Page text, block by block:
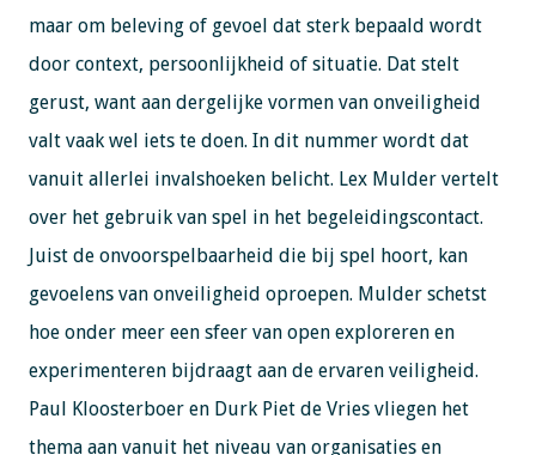
maar om beleving of gevoel dat sterk bepaald wordt
door context, persoonlijkheid of situatie. Dat stelt
gerust, want aan dergelijke vormen van onveiligheid
valt vaak wel iets te doen. In dit nummer wordt dat
vanuit allerlei invalshoeken belicht. Lex Mulder vertelt
over het gebruik van spel in het begeleidingscontact.
Juist de onvoorspelbaarheid die bij spel hoort, kan
gevoelens van onveiligheid oproepen. Mulder schetst
hoe onder meer een sfeer van open exploreren en
experimenteren bijdraagt aan de ervaren veiligheid.
Paul Kloosterboer en Durk Piet de Vries vliegen het
thema aan vanuit het niveau van organisaties en